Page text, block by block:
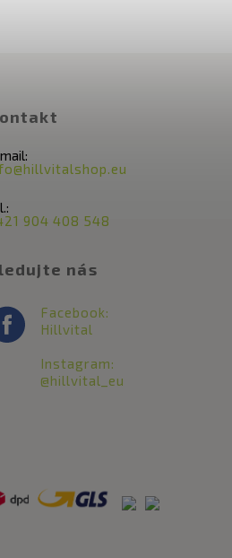
904 408 548
nás
Facebook:
Hillvital
Instagram:
@hillvital_eu